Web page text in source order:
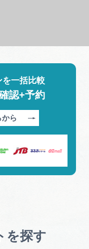
を一括比較
認+予約
から
を探す